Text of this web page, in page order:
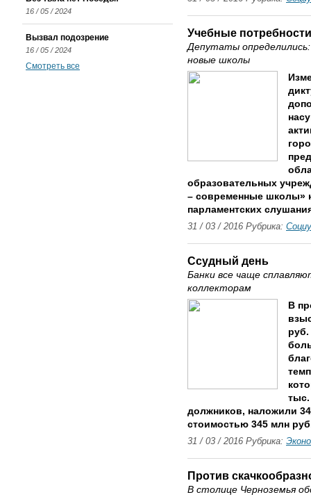
Учебные
Депутаты
новые школы
образовательных
– современные школы»
парламентских
31 / 03 / 2016 Рубрика:
Ссудный день
Банки все чаще
коллекторам
В
руб.
тыс.
должников, наложили
стоимостью 345 млн
31 / 03 / 2016 Рубрика:
Против
В столице Черноземья
16 / 05 / 2024
Вызвал подозрение
16 / 05 / 2024
Смотреть все